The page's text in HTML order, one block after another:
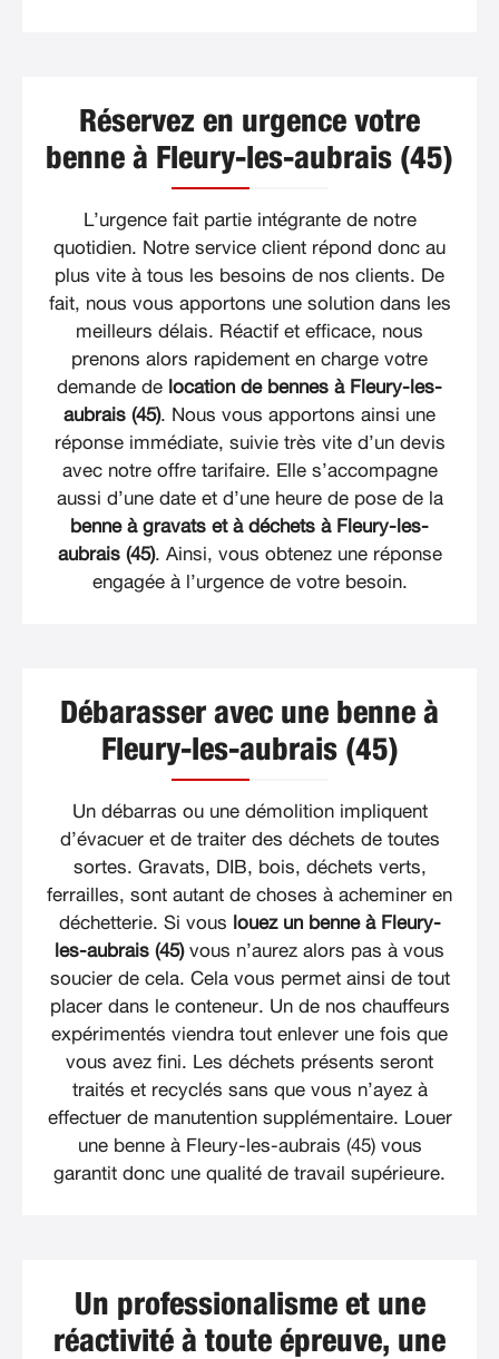
Réservez en urgence votre
benne à Fleury-les-aubrais (45)
L’urgence fait partie intégrante de notre
quotidien. Notre service client répond donc au
plus vite à tous les besoins de nos clients. De
fait, nous vous apportons une solution dans les
meilleurs délais. Réactif et efficace, nous
prenons alors rapidement en charge votre
demande de location de bennes à Fleury-les-
aubrais (45). Nous vous apportons ainsi une
réponse immédiate, suivie très vite d’un devis
avec notre offre tarifaire. Elle s’accompagne
aussi d’une date et d’une heure de pose de la
benne à gravats et à déchets à Fleury-les-
aubrais (45). Ainsi, vous obtenez une réponse
engagée à l’urgence de votre besoin.
Débarasser avec une benne à
Fleury-les-aubrais (45)
Un débarras ou une démolition impliquent
d’évacuer et de traiter des déchets de toutes
sortes. Gravats, DIB, bois, déchets verts,
ferrailles, sont autant de choses à acheminer en
déchetterie. Si vous louez un benne à Fleury-
les-aubrais (45)vous n’aurez alors pas à vous
soucier de cela. Cela vous permet ainsi de tout
placer dans le conteneur. Un de nos chauffeurs
expérimentés viendra tout enlever une fois que
vous avez fini. Les déchets présents seront
traités et recyclés sans que vous n’ayez à
effectuer de manutention supplémentaire. Louer
une benne à Fleury-les-aubrais (45) vous
garantit donc une qualité de travail supérieure.
Un professionalisme et une
réactivité à toute épreuve, une